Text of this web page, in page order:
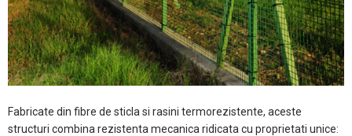
Fabricate din fibre de sticla si rasini termorezistente, aceste
structuri combina rezistenta mecanica ridicata cu proprietati unice: